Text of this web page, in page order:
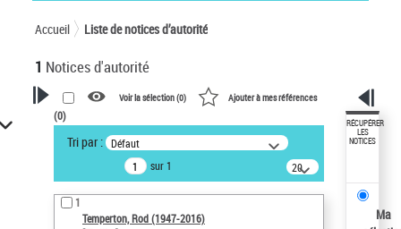
Accueil Liste de notices d’autorité
1 Notices d'autorité
VOTRE RECHERCHE
Recherche avancée dans les
notices d’autorité
Œuvres liées à l'auteur :
Temperton, Rod (1947-2016)
Voir la sélection (0) Ajouter à mes références
(0)
Tri par : Défaut
sur 1
20
résultats/page
1
Temperton, Rod (1947-2016)
RÉCUPÉRER
LES
NOTICES
Ma